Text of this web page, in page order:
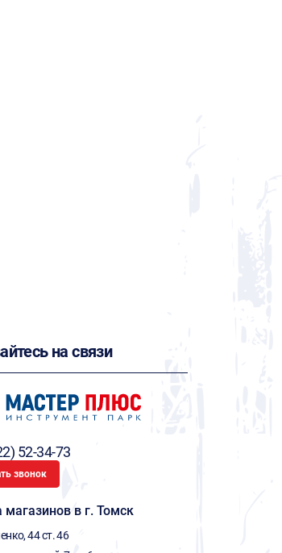
на связи
52-34-73
звонок
магазинов в г. Томск
44 ст. 46